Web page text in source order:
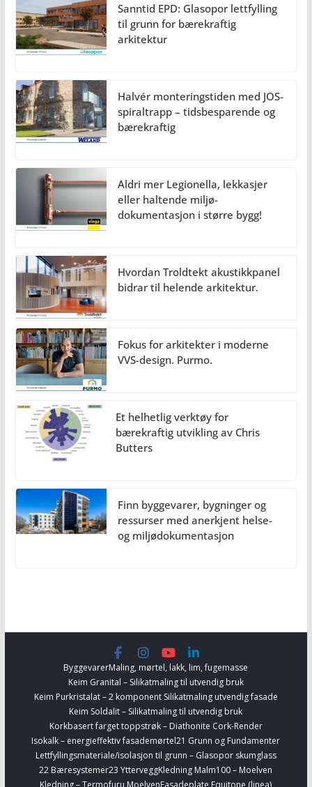
Sanntid EPD: Glasopor lettfylling
til grunn for bærekraftig
arkitektur
Halvér monteringstiden med JOS-
spiraltrapp – tidsbesparende og
bærekraftig
Aldri mer Legionella, lekkasjer
eller haltende miljø-
dokumentasjon i større bygg!
Hvordan Troldtekt akustikkpanel
bidrar til helende arkitektur.
Fokus for arkitekter i moderne
VVS-design. Purmo.
Et helhetlig verktøy for
bærekraftig utvikling av Chris
Butters
Finn byggevarer, bygninger og
ressurser med anerkjent helse-
og miljødokumentasjon
ByggevarerMaling, mørtel, lakk, lim, fugemasse
Keim Granital – Silikatmaling til utvendig bruk
Keim Purkristalat – 2 komponent Silikatmaling utvendig fasade
Keim Soldalit – Silikatmaling til utvendig bruk
Korkbasert farget toppstrøk – Diathonite Cork-Render
Isokalk – energieffektiv fasademørtel21 Grunn og Fundamenter
Lettfyllingsmateriale/isolasjon til grunn – Glasopor skumglass
22 Bæresystemer23 YtterveggKledning Malm100 – Moelven
Kledning – Termofuru MoelvenFasadeplate Equitone (linea)